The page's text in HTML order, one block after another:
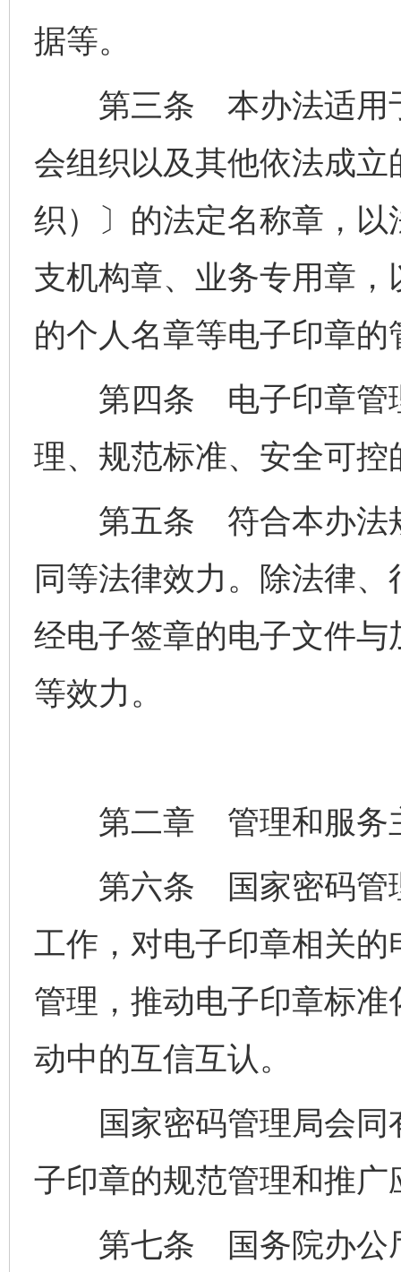
据等。
第三条 本办法适用于
会组织以及其他依法成
织）〕的法定名称章，
支机构章、业务专用章
的个人名章等电子印章
第四条 电子印章管理
理、规范标准、安全可控
第五条 符合本办法规
同等法律效力。除法律
经电子签章的电子文件
等效力。
第二章 管理和服务
第六条 国家密码管理
工作，对电子印章相关
管理，推动电子印章标
动中的互信互认。
国家密码管理局会同
子印章的规范管理和推广
第七条 国务院办公厅